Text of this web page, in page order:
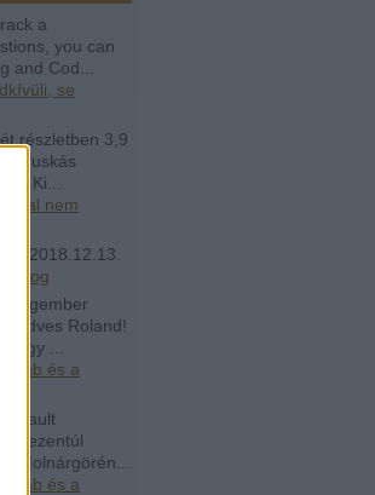
a
you can
and Cod...
se
részletben 3,9
a Puskás
Ki...
Antal nem
2018.12.13.
blog
kedves Roland!
úgy ...
és a
ezentúl
Molnárgörén...
és a